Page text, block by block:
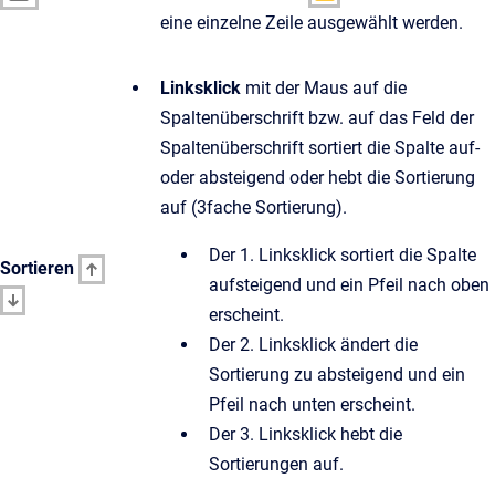
eine einzelne Zeile ausgewählt werden.
Sortieren
Linksklick mit der Maus auf die
Spaltenüberschrift bzw. auf das Feld der
Spaltenüberschrift sortiert die Spalte auf-
oder absteigend oder hebt die Sortierung
auf (3fache Sortierung).
Der 1. Linksklick sortiert die Spalte
aufsteigend und ein Pfeil nach oben
erscheint.
Der 2. Linksklick ändert die
Sortierung zu absteigend und ein
Pfeil nach unten erscheint.
Der 3. Linksklick hebt die
Sortierungen auf.